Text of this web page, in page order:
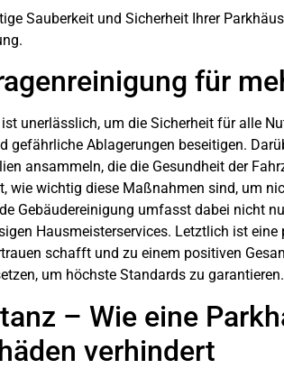
Sauberkeit und Sicherheit Ihrer
für
ist unerlässlich, um die Sicherheit für alle
Ablagerungen beseitigen.
ansammeln, die die Gesundheit der
wie wichtig diese Maßnahmen sind, um
Gebäudereinigung umfasst dabei nicht
Hausmeisterservices. Letztlich ist
schafft und zu einem positiven
um höchste Standards zu garantieren.
– Wie eine
verhindert